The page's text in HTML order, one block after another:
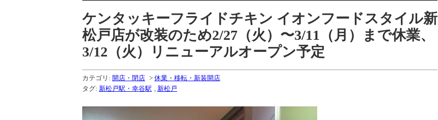
ケンタッキーフライドチキン イオンフードスタイル新
松戸店が改装のため2/27（火）〜3/11（月）まで休業、
3/12（火）リニューアルオープン予定
カテゴリ: 開店・閉店 > 休業・移転・新装開店
タグ: 新松戸駅・幸谷駅 新松戸